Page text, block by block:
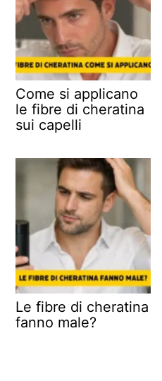
Come si applicano
le fibre di cheratina
sui capelli
Le fibre di cheratina
fanno male?